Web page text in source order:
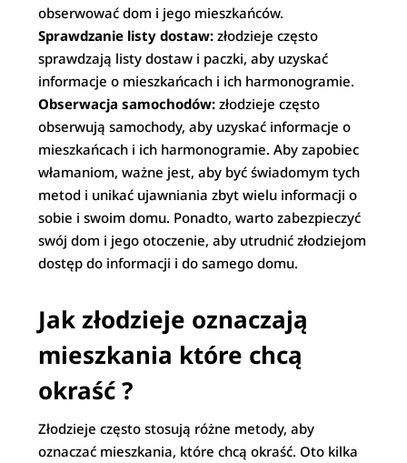
obserwować dom i jego mieszkańców.
Sprawdzanie listy dostaw: złodzieje często
sprawdzają listy dostaw i paczki, aby uzyskać
informacje o mieszkańcach i ich harmonogramie.
Obserwacja samochodów: złodzieje często
obserwują samochody, aby uzyskać informacje o
mieszkańcach i ich harmonogramie. Aby zapobiec
włamaniom, ważne jest, aby być świadomym tych
metod i unikać ujawniania zbyt wielu informacji o
sobie i swoim domu. Ponadto, warto zabezpieczyć
swój dom i jego otoczenie, aby utrudnić złodziejom
dostęp do informacji i do samego domu.
Jak złodzieje oznaczają
mieszkania które chcą
okraść ?
Złodzieje często stosują różne metody, aby
oznaczać mieszkania, które chcą okraść. Oto kilka